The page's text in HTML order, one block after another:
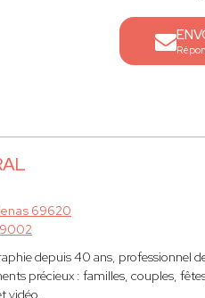
69620
depuis 40 ans, professionnel
précieux : familles, couples,
vidéo.